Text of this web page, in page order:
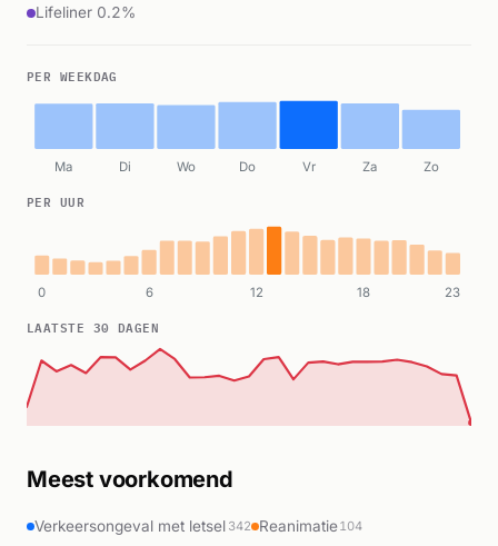
Lifeliner 0.2%
PER WEEKDAG
Ma Di Wo Do Vr Za Zo
PER UUR
0 6 12 18 23
LAATSTE 30 DAGEN
Meest voorkomend
Verkeersongeval met letsel 342 Reanimatie104